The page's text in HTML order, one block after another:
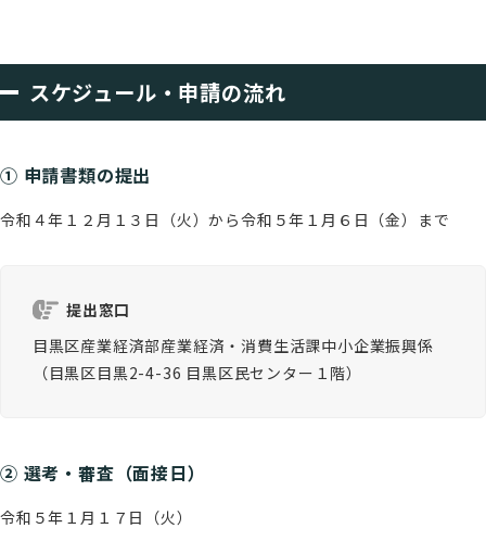
スケジュール・申請の流れ
① 申請書類の提出
令和４年１２月１３日（火）から令和５年１月６日（金）まで
提出窓口
目黒区産業経済部産業経済・消費生活課中小企業振興係
（目黒区目黒2-4-36 目黒区民センター１階）
② 選考・審査（面接日）
令和５年１月１７日（火）